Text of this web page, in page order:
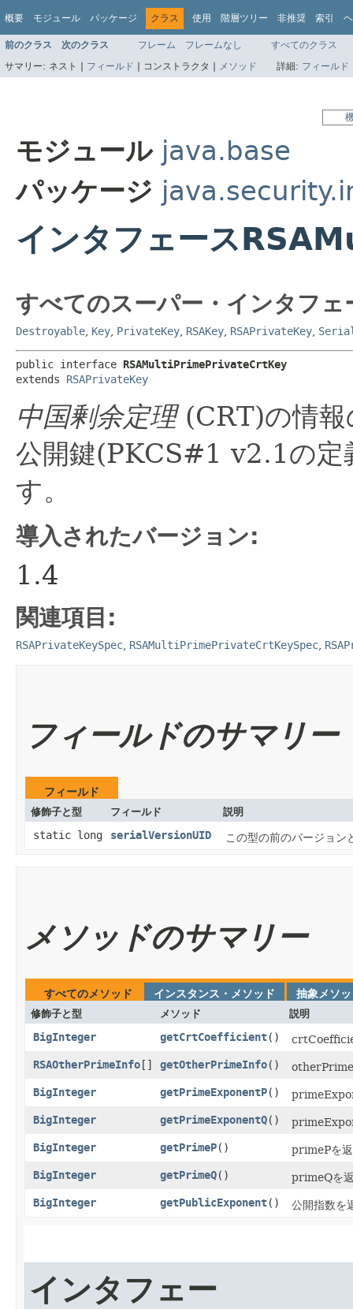
概要 モジュール パッケージ クラス 使用 階層ツリー 非推奨 索引
前のクラス 次のクラス フレーム フレームなし
すべてのクラス
サマリー: ネスト | フィールド | コンストラクタ | メソッド 詳細: フィールド
モジュール java.base
パッケージ
インタフェース
すべてのスーパー・インタフェ
Destroyable Key PrivateKey RSAKey RSAPrivateKey
public interface RSAMultiPrimePrivateCrtKey
extends RSAPrivateKey
中国剰余定理(CRT)の情報
公開鍵(PKCS#1 v2.1の定
す。
導入されたバージョン:
1.4
関連項目:
RSAPrivateKeySpec RSAMultiPrimePrivateCrtKeySpec
フィールドのサマリー
フィールド
修飾子と型 フィールド 説明
static long serialVersionUID この型の前のバージョン
メソッドのサマリー
すべてのメソッド インスタンス・メソッド 抽象メソ
修飾子と型 メソッド 説明
BigInteger getCrtCoefficient()
RSAOtherPrimeInfo [] getOtherPrimeInfo()
BigInteger getPrimeExponentP()
BigInteger getPrimeExponentQ()
BigInteger getPrimeP() primePを
BigInteger getPrimeQ() primeQを
BigInteger getPublicExponent() 公開指数を
インタフェー